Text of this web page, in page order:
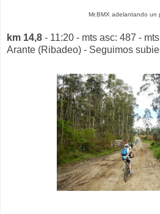
Mr.BMX adelantando un
km 14,8 - 11:20 - mts asc: 487 -
Arante (Ribadeo) - Seguimos